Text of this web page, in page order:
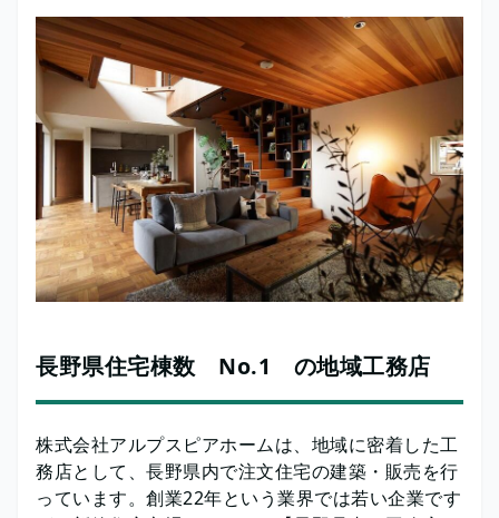
長野県住宅棟数 No.1 の地域工務店
株式会社アルプスピアホームは、地域に密着した工
務店として、長野県内で注文住宅の建築・販売を行
っています。創業22年という業界では若い企業です